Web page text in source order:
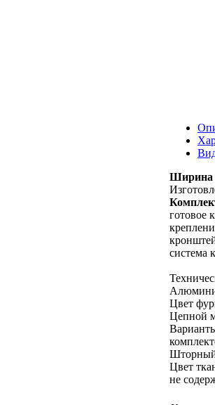
Ширина
готовое
система
Цвет
Цепной
Шторный
Цвет
не